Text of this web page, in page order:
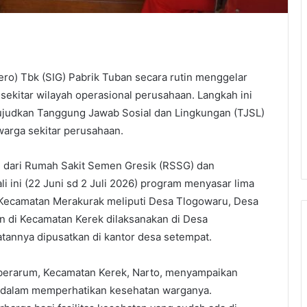
Tbk (SIG) Pabrik Tuban secara rutin menggelar
wilayah operasional perusahaan. Langkah ini
Tanggung Jawab Sosial dan Lingkungan (TJSL)
sekitar perusahaan.
Rumah Sakit Semen Gresik (RSSG) dan
ini (22 Juni sd 2 Juli 2026) program menyasar lima
Merakurak meliputi Desa Tlogowaru, Desa
di Kecamatan Kerek dilaksanakan di Desa
dipusatkan di kantor desa setempat.
Kecamatan Kerek, Narto, menyampaikan
memperhatikan kesehatan warganya.